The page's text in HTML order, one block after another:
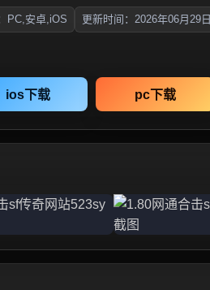
PC,安卓,iOS 更新时间：2026年06月29日
ios下载 pc下载